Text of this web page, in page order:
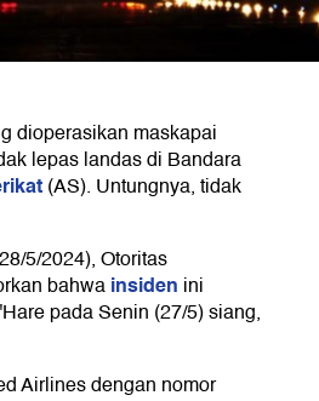
dioperasikan maskapai
lepas landas di Bandara
(AS). Untungnya, tidak
5/2024), Otoritas
bahwainsiden ini
pada Senin (27/5) siang,
Airlines dengan nomor